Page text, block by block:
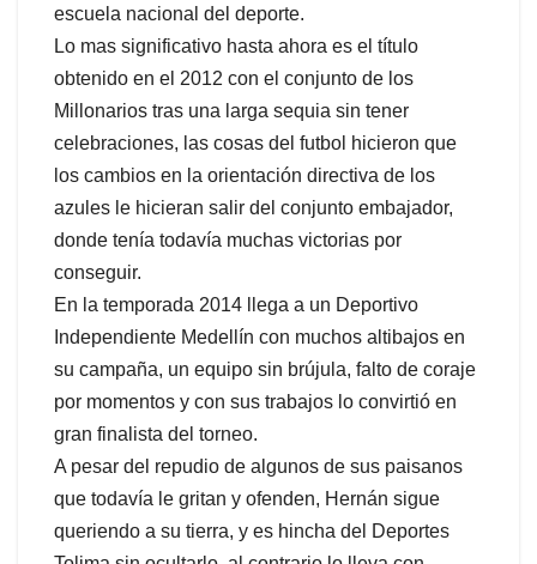
escuela nacional del deporte.
Lo mas significativo hasta ahora es el título
obtenido en el 2012 con el conjunto de los
Millonarios tras una larga sequia sin tener
celebraciones, las cosas del futbol hicieron que
los cambios en la orientación directiva de los
azules le hicieran salir del conjunto embajador,
donde tenía todavía muchas victorias por
conseguir.
En la temporada 2014 llega a un Deportivo
Independiente Medellín con muchos altibajos en
su campaña, un equipo sin brújula, falto de coraje
por momentos y con sus trabajos lo convirtió en
gran finalista del torneo.
A pesar del repudio de algunos de sus paisanos
que todavía le gritan y ofenden, Hernán sigue
queriendo a su tierra, y es hincha del Deportes